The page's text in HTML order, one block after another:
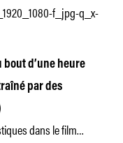
bout d’une heure
par des
dans le film…